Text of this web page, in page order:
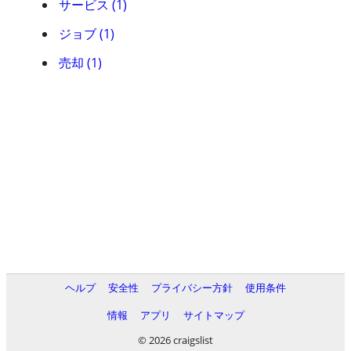
サービス (1)
ジョブ (1)
売却 (1)
ヘルプ 安全性 プライバシー方針
使用条件
情報
アプリ
サイトマップ
© 2026 craigslist